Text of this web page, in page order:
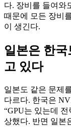
다. 장비를 들여와
때문에 모든 장비
이 생긴다.
일본은 한
고 있다
일본도 같은 문제
다르다. 한국은
“GPU는 있는데
상했다. 반면 일본